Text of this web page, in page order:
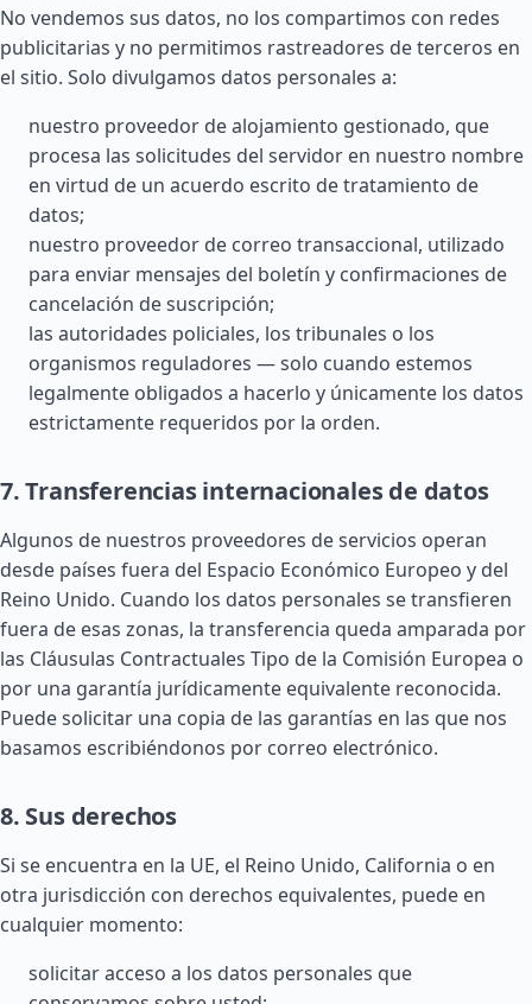
No vendemos sus datos, no los compartimos con redes
publicitarias y no permitimos rastreadores de terceros en
el sitio. Solo divulgamos datos personales a:
nuestro proveedor de alojamiento gestionado, que
procesa las solicitudes del servidor en nuestro nombre
en virtud de un acuerdo escrito de tratamiento de
datos;
nuestro proveedor de correo transaccional, utilizado
para enviar mensajes del boletín y confirmaciones de
cancelación de suscripción;
las autoridades policiales, los tribunales o los
organismos reguladores — solo cuando estemos
legalmente obligados a hacerlo y únicamente los datos
estrictamente requeridos por la orden.
7. Transferencias internacionales de datos
Algunos de nuestros proveedores de servicios operan
desde países fuera del Espacio Económico Europeo y del
Reino Unido. Cuando los datos personales se transfieren
fuera de esas zonas, la transferencia queda amparada por
las Cláusulas Contractuales Tipo de la Comisión Europea o
por una garantía jurídicamente equivalente reconocida.
Puede solicitar una copia de las garantías en las que nos
basamos escribiéndonos por correo electrónico.
8. Sus derechos
Si se encuentra en la UE, el Reino Unido, California o en
otra jurisdicción con derechos equivalentes, puede en
cualquier momento:
solicitar acceso a los datos personales que